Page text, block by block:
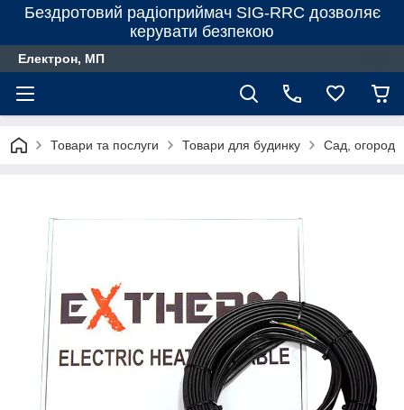
Бездротовий радіоприймач SIG-RRC дозволяє
керувати безпекою
Електрон, МП
Товари та послуги Товари для будинку Сад, огород